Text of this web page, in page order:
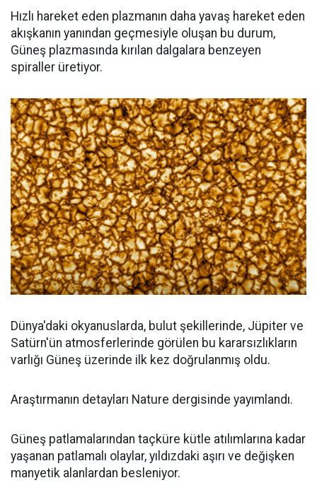
Hızlı hareket eden plazmanın daha yavaş hareket eden
akışkanın yanından geçmesiyle oluşan bu durum,
Güneş plazmasında kırılan dalgalara benzeyen
spiraller üretiyor.
Dünya'daki okyanuslarda, bulut şekillerinde, Jüpiter ve
Satürn'ün atmosferlerinde görülen bu kararsızlıkların
varlığı Güneş üzerinde ilk kez doğrulanmış oldu.
Araştırmanın detayları Nature dergisinde yayımlandı.
Güneş patlamalarından taçküre kütle atılımlarına kadar
yaşanan patlamalı olaylar, yıldızdaki aşırı ve değişken
manyetik alanlardan besleniyor.